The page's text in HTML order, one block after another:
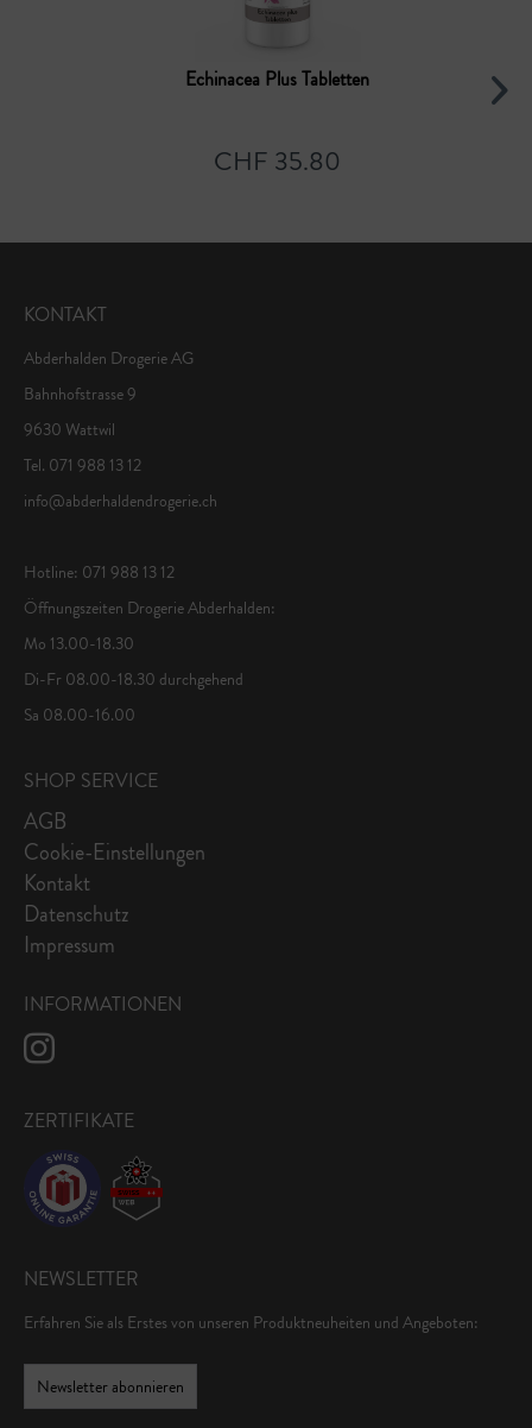
Echinacea Plus Tabletten
CHF 35.80
KONTAKT
Abderhalden Drogerie AG
Bahnhofstrasse 9
9630 Wattwil
Tel. 071 988 13 12
info@abderhaldendrogerie.ch
Hotline: 071 988 13 12
Öffnungszeiten Drogerie Abderhalden:
Mo 13.00-18.30
Di-Fr 08.00-18.30 durchgehend
Sa 08.00-16.00
SHOP SERVICE
AGB
Cookie-Einstellungen
Kontakt
Datenschutz
Impressum
INFORMATIONEN
ZERTIFIKATE
NEWSLETTER
Erfahren Sie als Erstes von unseren Produktneuheiten und Angeboten:
Newsletter abonnieren